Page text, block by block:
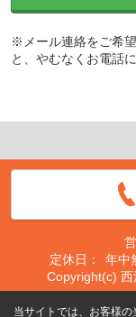
※メール連絡をご希
と、やむなくお電話
定休日：
年中
Copyright(c) 西
当サイトでは、お客様